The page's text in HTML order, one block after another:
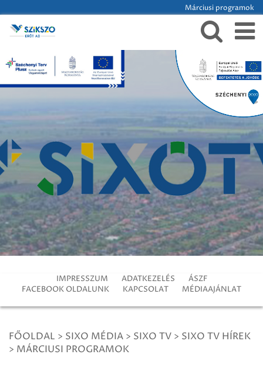
Márciusi programok
IMPRESSZUM ADATKEZELÉS
ÁSZF
FACEBOOK OLDALUNK
KAPCSOLAT MÉDIAAJÁNLAT
FŐOLDAL > SIXO MÉDIA > SIXO TV > SIXO TV HÍREK
> MÁRCIUSI PROGRAMOK